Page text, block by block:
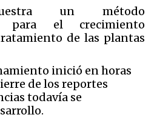
un método
para el crecimiento
de las plantas
inició en horas
de los reportes
todavía se